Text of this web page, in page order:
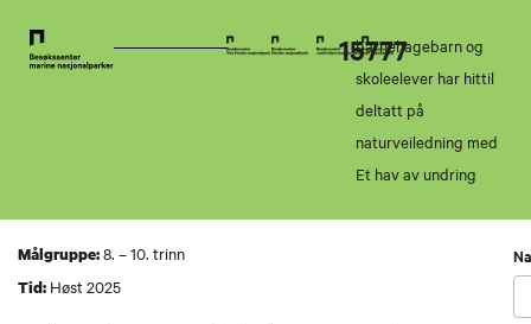
15777
barnehagebarn og
skoleelever har hittil
deltatt på
naturveiledning med
Et hav av undring
Målgruppe:8. – 10. trinn
Tid: Høst 2025